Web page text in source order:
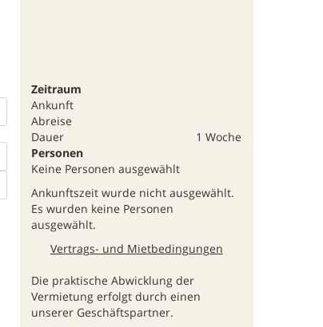
Zeitraum
Ankunft
Abreise
Dauer
1 Woche
Personen
Keine Personen ausgewählt
Ankunftszeit wurde nicht ausgewählt.
Es wurden keine Personen
ausgewählt.
Vertrags- und Mietbedingungen
Die praktische Abwicklung der
Vermietung erfolgt durch einen
unserer Geschäftspartner.